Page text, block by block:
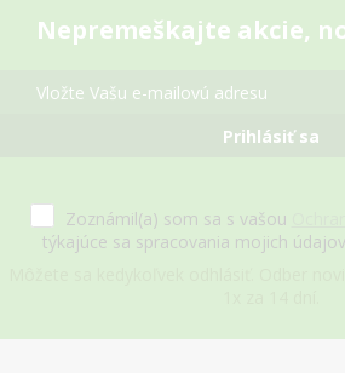
Nepremeškajte akcie,
Prihlásiť sa
Zoznámil(a) som sa s vašou
týkajúce sa spracovania mojich